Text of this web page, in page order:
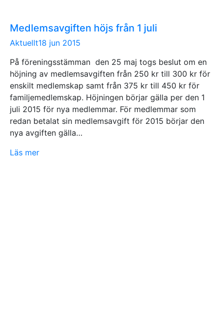
Medlemsavgiften höjs från 1 juli
Aktuellt18 jun 2015
På föreningsstämman den 25 maj togs beslut om en
höjning av medlemsavgiften från 250 kr till 300 kr för
enskilt medlemskap samt från 375 kr till 450 kr för
familjemedlemskap. Höjningen börjar gälla per den 1
juli 2015 för nya medlemmar. För medlemmar som
redan betalat sin medlemsavgift för 2015 börjar den
nya avgiften gälla…
Läs mer